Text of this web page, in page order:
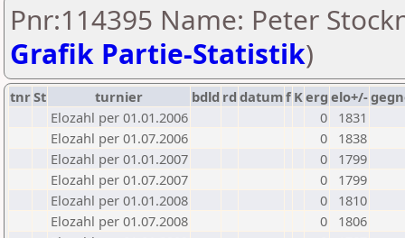
Pnr:114395 Name: Peter
Grafik Partie-Statistik)
tnrSt turnier bdld rd datumf Kerg elo+/-
Elozahl per 01.01.2006
0
1831
Elozahl per 01.07.2006
0
1838
Elozahl per 01.01.2007
0
1799
Elozahl per 01.07.2007
0
1799
Elozahl per 01.01.2008
0
1810
Elozahl per 01.07.2008
0
1806